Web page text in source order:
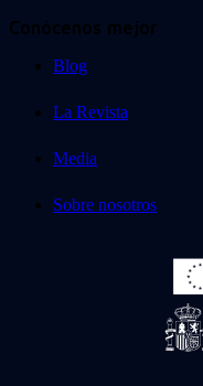
Conócenos mejor
Blog
La Revista
Media
Sobre nosotros